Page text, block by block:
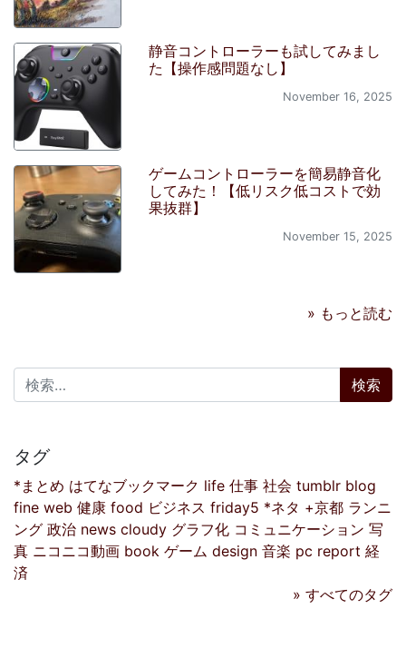
静音コントローラーも試してみまし
た【操作感問題なし】
November 16, 2025
ゲームコントローラーを簡易静音化
してみた！【低リスク低コストで効
果抜群】
November 15, 2025
» もっと読む
検索:
タグ
*まとめ はてなブックマーク life 仕事 社会 tumblr blog
fine web 健康 food ビジネス friday5 *ネタ +京都 ランニ
ング 政治 news cloudy グラフ化 コミュニケーション 写
真 ニコニコ動画 book ゲーム design 音楽 pc report 経
済
» すべてのタグ